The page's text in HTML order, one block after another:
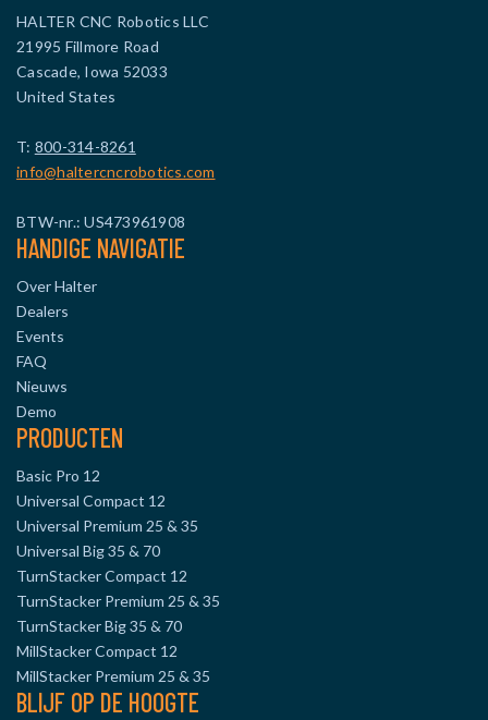
HALTER CNC Robotics LLC
21995 Fillmore Road
Cascade, Iowa 52033
United States
T: 800-314-8261
info@haltercncrobotics.com
BTW-nr.: US473961908
HANDIGE NAVIGATIE
Over Halter
Dealers
Events
FAQ
Nieuws
Demo
PRODUCTEN
Basic Pro 12
Universal Compact 12
Universal Premium 25 & 35
Universal Big 35 & 70
TurnStacker Compact 12
TurnStacker Premium 25 & 35
TurnStacker Big 35 & 70
MillStacker Compact 12
MillStacker Premium 25 & 35
BLIJF OP DE HOOGTE